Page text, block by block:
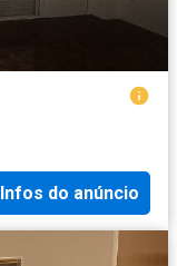
Infos do anúncio